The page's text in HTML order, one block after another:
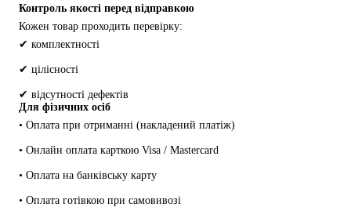
Контроль якості перед відправкою
Кожен товар проходить перевірку:
✔ комплектності
✔ цілісності
✔ відсутності дефектів
Для фізичних осіб
• Оплата при отриманні (накладений платіж)
• Онлайн оплата карткою Visa / Mastercard
• Оплата на банківську карту
• Оплата готівкою при самовивозі